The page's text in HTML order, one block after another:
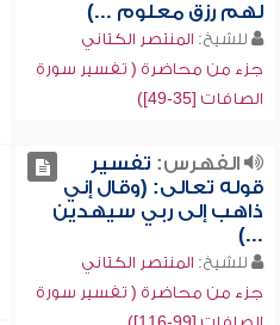
لهم رزق معلوم ...)
للشيخ: المنتصر الكتاني
جزء من محاضرة ( تفسير سورة
الصافات [35-49])
الفهرس: تفسير
قوله تعالى: (وقال إني
ذاهب إلى ربي سيهدين
...)
للشيخ: المنتصر الكتاني
جزء من محاضرة ( تفسير سورة